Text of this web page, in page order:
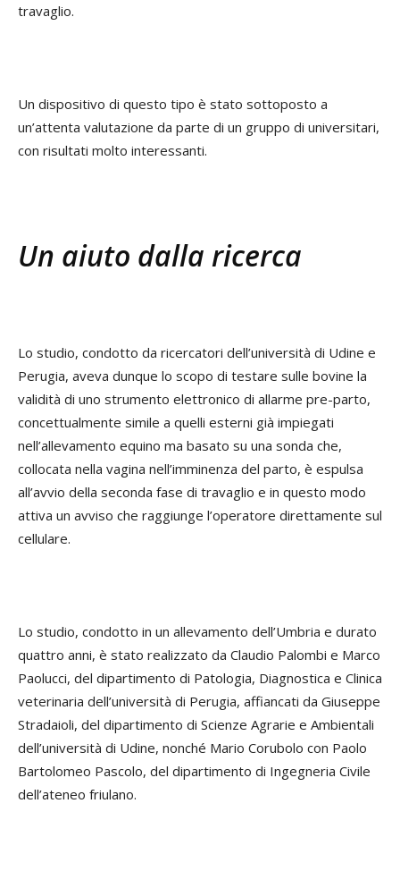
travaglio.
Un dispositivo di questo tipo è stato sottoposto a
un’attenta valutazione da parte di un gruppo di universitari,
con risultati molto interessanti.
Un aiuto dalla ricerca
Lo studio, condotto da ricercatori dell’università di Udine e
Perugia, aveva dunque lo scopo di testare sulle bovine la
validità di uno strumento elettronico di allarme pre-parto,
concettualmente simile a quelli esterni già impiegati
nell’allevamento equino ma basato su una sonda che,
collocata nella vagina nell’imminenza del parto, è espulsa
all’avvio della seconda fase di travaglio e in questo modo
attiva un avviso che raggiunge l’operatore direttamente sul
cellulare.
Lo studio, condotto in un allevamento dell’Umbria e durato
quattro anni, è stato realizzato da Claudio Palombi e Marco
Paolucci, del dipartimento di Patologia, Diagnostica e Clinica
veterinaria dell’università di Perugia, affiancati da Giuseppe
Stradaioli, del dipartimento di Scienze Agrarie e Ambientali
dell’università di Udine, nonché Mario Corubolo con Paolo
Bartolomeo Pascolo, del dipartimento di Ingegneria Civile
dell’ateneo friulano.